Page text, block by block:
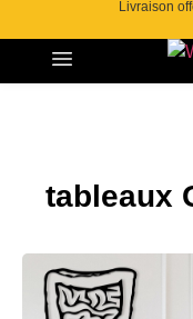
Livraison
tableaux